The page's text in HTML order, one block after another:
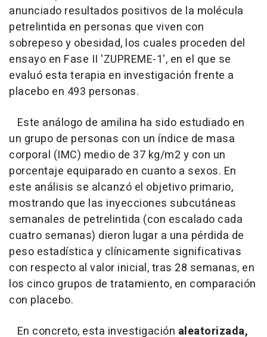
anunciado resultados positivos de la molécula
petrelintida en personas que viven con
sobrepeso y obesidad, los cuales proceden del
ensayo en Fase II 'ZUPREME-1', en el que se
evaluó esta terapia en investigación frente a
placebo en 493 personas.
Este análogo de amilina ha sido estudiado en
un grupo de personas con un índice de masa
corporal (IMC) medio de 37 kg/m2 y con un
porcentaje equiparado en cuanto a sexos. En
este análisis se alcanzó el objetivo primario,
mostrando que las inyecciones subcutáneas
semanales de petrelintida (con escalado cada
cuatro semanas) dieron lugar a una pérdida de
peso estadística y clínicamente significativas
con respecto al valor inicial, tras 28 semanas, en
los cinco grupos de tratamiento, en comparación
con placebo.
En concreto, esta investigación aleatorizada,